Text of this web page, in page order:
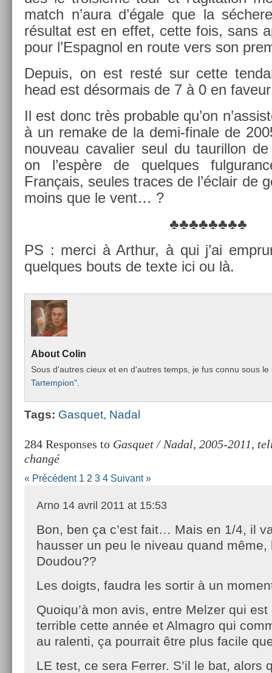
match n’aura d’égale que la
résul­tat est en effet, cette fois, sans
pour l’Es­pagnol en route vers son
De­puis, on est resté sur cette
head est désor­mais de 7 à 0 en
Il est donc très pro­b­able qu’on
à un re­make de la demi-finale de
nouveau cavali­er seul du tauril­lon
on l’espère de quel­ques
Français, seules traces de l’éclair de
moins que le vent… ?
♣♣♣♣♣♣♣♣
PS : merci à Arthur, à qui j’ai
quel­ques bouts de texte ici ou là.
About Colin
Sous d'aut­res cieux et en d'aut­res temps, je fus connu sous le
Tar­temp­ion".
Tags: Gas­quet, Nadal
284 Responses to Gasquet / Nadal, 2005-2011,
changé
« Précédent 1 2 3 4 Suivant »
Arno 14 avril 2011 at 15:53
Bon, ben ça c’est fait… Mais en 1/4, il
hausser un peu le niveau quand même,
Doudou??
Les doigts, faudra les sortir à un
Quoiqu’à mon avis, entre Melzer qui
terrible cette année et Almagro qui
au ralenti, ça pourrait être plus facile
LE test, ce sera Ferrer. S’il le bat, alors